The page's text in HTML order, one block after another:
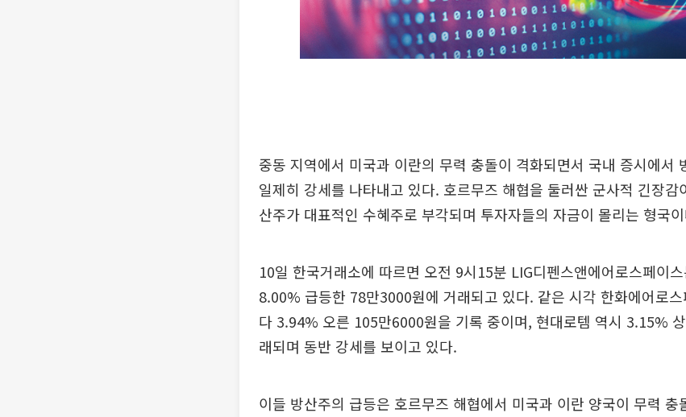
중동 지역에서 미국과 이란의 무력 충돌이 격화되면서 국내 증시에서
일제히 강세를 나타내고 있다. 호르무즈 해협을 둘러싼 군사적 긴장감
산주가 대표적인 수혜주로 부각되며 투자자들의 자금이 몰리는 형국
10일 한국거래소에 따르면 오전 9시15분 LIG디펜스앤에어로스페이
8.00% 급등한 78만3000원에 거래되고 있다. 같은 시각 한화에어로
다 3.94% 오른 105만6000원을 기록 중이며, 현대로템 역시 3.15%
래되며 동반 강세를 보이고 있다.
이들 방산주의 급등은 호르무즈 해협에서 미국과 이란 양국이 무력 충